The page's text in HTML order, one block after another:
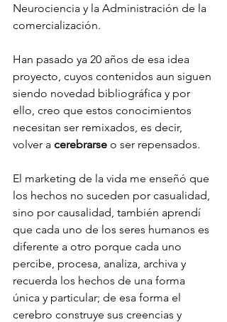
Neurociencia y la Administración de la
comercialización.
Han pasado ya 20 años de esa idea
proyecto, cuyos contenidos aun siguen
siendo novedad bibliográfica y por
ello, creo que estos conocimientos
necesitan ser remixados, es decir,
volver a cerebrarse o ser repensados.
El marketing de la vida me enseñó que
los hechos no suceden por casualidad,
sino por causalidad, también aprendí
que cada uno de los seres humanos es
diferente a otro porque cada uno
percibe, procesa, analiza, archiva y
recuerda los hechos de una forma
única y particular; de esa forma el
cerebro construye sus creencias y